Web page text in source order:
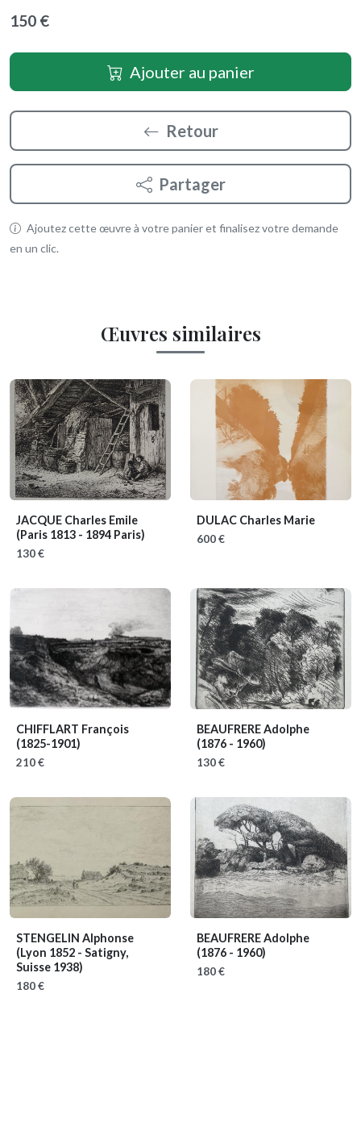
150 €
Ajouter au panier
Retour
Partager
Ajoutez cette œuvre à votre panier et finalisez votre demande
en un clic.
Œuvres similaires
JACQUE Charles Emile
(Paris 1813 - 1894 Paris)
130 €
DULAC Charles Marie
600 €
CHIFFLART François
(1825-1901)
210 €
BEAUFRERE Adolphe
(1876 - 1960)
130 €
STENGELIN Alphonse
(Lyon 1852 - Satigny,
Suisse 1938)
180 €
BEAUFRERE Adolphe
(1876 - 1960)
180 €